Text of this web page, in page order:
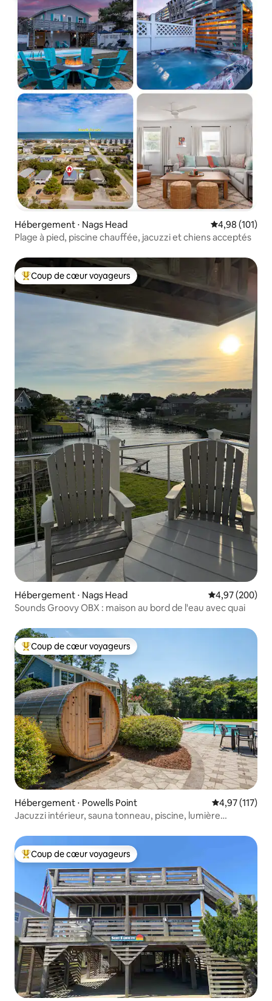
Hébergement ⋅ Nags Head Évaluation
4,98 (101)
Plage à pied, piscine chauffée, jacuzzi et chiens acceptés
Coups de cœur voyageurs les plus appréciés
Coup de cœur voyageurs
Hébergement ⋅ Nags Head Évaluation
4,97 (200)
Sounds Groovy OBX : maison au bord de l'eau avec quai
Coups de cœur voyageurs les plus appréciés
Coup de cœur voyageurs
Hébergement ⋅ Powells Point Évaluation
4,97 (117)
Jacuzzi intérieur, sauna tonneau, piscine, lumière
Coups de cœur voyageurs les plus appréciés
Coup de cœur voyageurs